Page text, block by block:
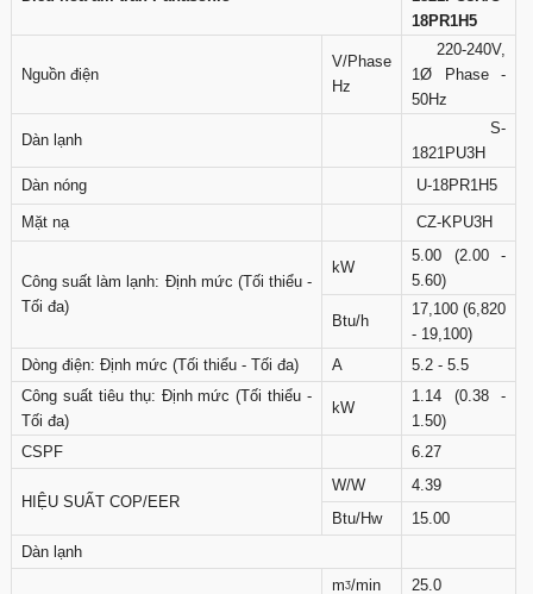
18PR1H5
Nguồn điện
V/Phase
Hz
220-240V,
1Ø Phase -
50Hz
Dàn lạnh
S-
1821PU3H
Dàn nóng
U-18PR1H5
Mặt nạ CZ-KPU3H
Công suất làm lạnh: Định mức (Tối thiểu -
Tối đa)
kW
5.00 (2.00 -
5.60)
Btu/h
17,100 (6,820
- 19,100)
Dòng điện: Định mức (Tối thiểu - Tối đa)
A
5.2 - 5.5
Công suất tiêu thụ: Định mức (Tối thiểu -
Tối đa)
kW
1.14 (0.38 -
1.50)
CSPF
6.27
HIỆU SUẤT COP/EER
W/W
4.39
Btu/Hw
15.00
Dàn lạnh
mᶾ/min 25.0